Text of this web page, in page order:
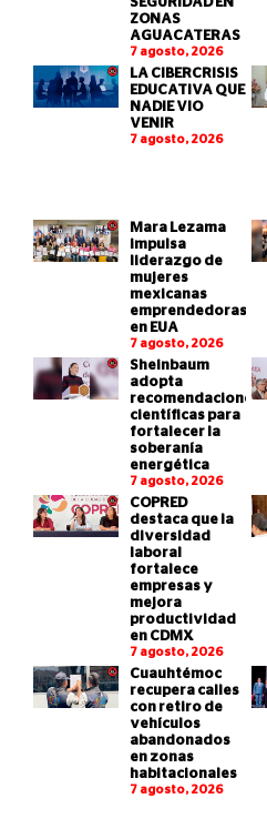
SEGURIDAD EN
ZONAS
AGUACATERAS
7 agosto, 2026
LA CIBERCRISIS
EDUCATIVA QUE
NADIE VIO
VENIR
7 agosto, 2026
Mara Lezama
impulsa
liderazgo de
mujeres
mexicanas
emprendedoras
en EUA
7 agosto, 2026
Sheinbaum
adopta
recomendaciones
científicas para
fortalecer la
soberanía
energética
7 agosto, 2026
COPRED
destaca que la
diversidad
laboral
fortalece
empresas y
mejora
productividad
en CDMX
7 agosto, 2026
Cuauhtémoc
recupera calles
con retiro de
vehículos
abandonados
en zonas
habitacionales
7 agosto, 2026